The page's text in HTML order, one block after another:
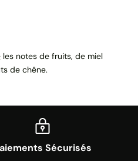
les notes de fruits, de miel
de chêne.
Sécurisés